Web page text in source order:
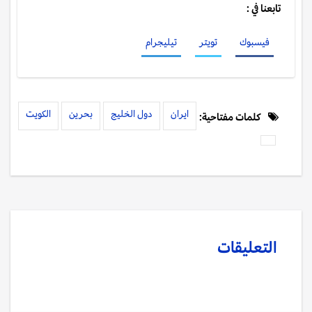
تابعنا في :
فيسبوك تويتر تيليجرام
كلمات مفتاحية: ايران دول الخليج بحرين الكويت
التعليقات